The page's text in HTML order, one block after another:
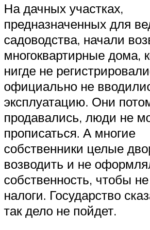
На дачных участках,
предназначенных для
садоводства, начали
многоквартирные дома,
нигде не
официально не
эксплуатацию. Они
продавались, люди не
прописаться. А многие
собственники целые
возводить и не
собственность, чтобы
налоги. Государство
так дело не пойдет.